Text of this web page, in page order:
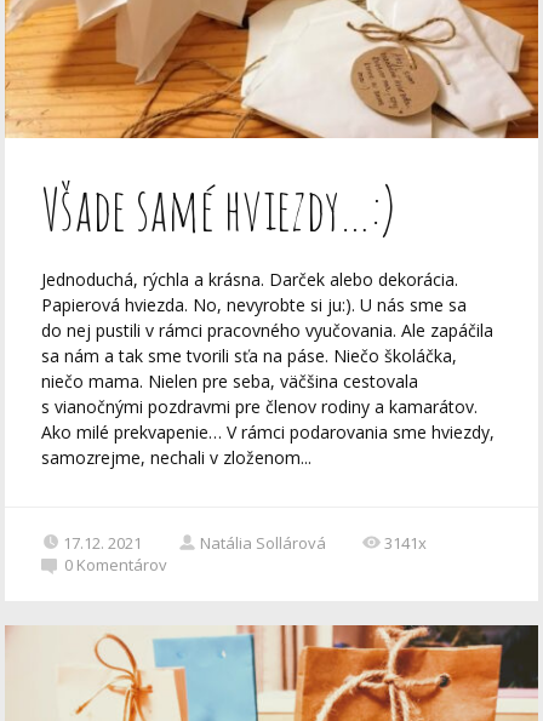
Všade samé hviezdy…:)
Jednoduchá, rýchla a krásna. Darček alebo dekorácia.
Papierová hviezda. No, nevyrobte si ju:). U nás sme sa
do nej pustili v rámci pracovného vyučovania. Ale zapáčila
sa nám a tak sme tvorili sťa na páse. Niečo školáčka,
niečo mama. Nielen pre seba, väčšina cestovala
s vianočnými pozdravmi pre členov rodiny a kamarátov.
Ako milé prekvapenie… V rámci podarovania sme hviezdy,
samozrejme, nechali v zloženom...
17.12. 2021 Natália Sollárová
3141x
0 Komentárov